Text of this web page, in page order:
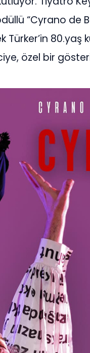
“Cyrano de
Türker’in 80.yaş
özel bir